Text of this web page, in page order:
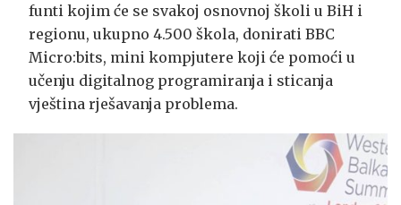
funti kojim će se svakoj osnovnoj školi u BiH i
regionu, ukupno 4.500 škola, donirati BBC
Micro:bits, mini kompjutere koji će pomoći u
učenju digitalnog programiranja i sticanja
vještina rješavanja problema.